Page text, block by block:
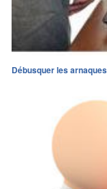
Débusquer les arnaques